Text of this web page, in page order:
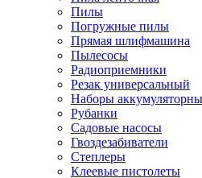
Пилы
Погружные пилы
Прямая шлифмашина
Пылесосы
Радиоприемники
Резак универсальный
Наборы
Рубанки
Садовые насосы
Гвоздезабиватели
Степлеры
Клеевые пистолеты